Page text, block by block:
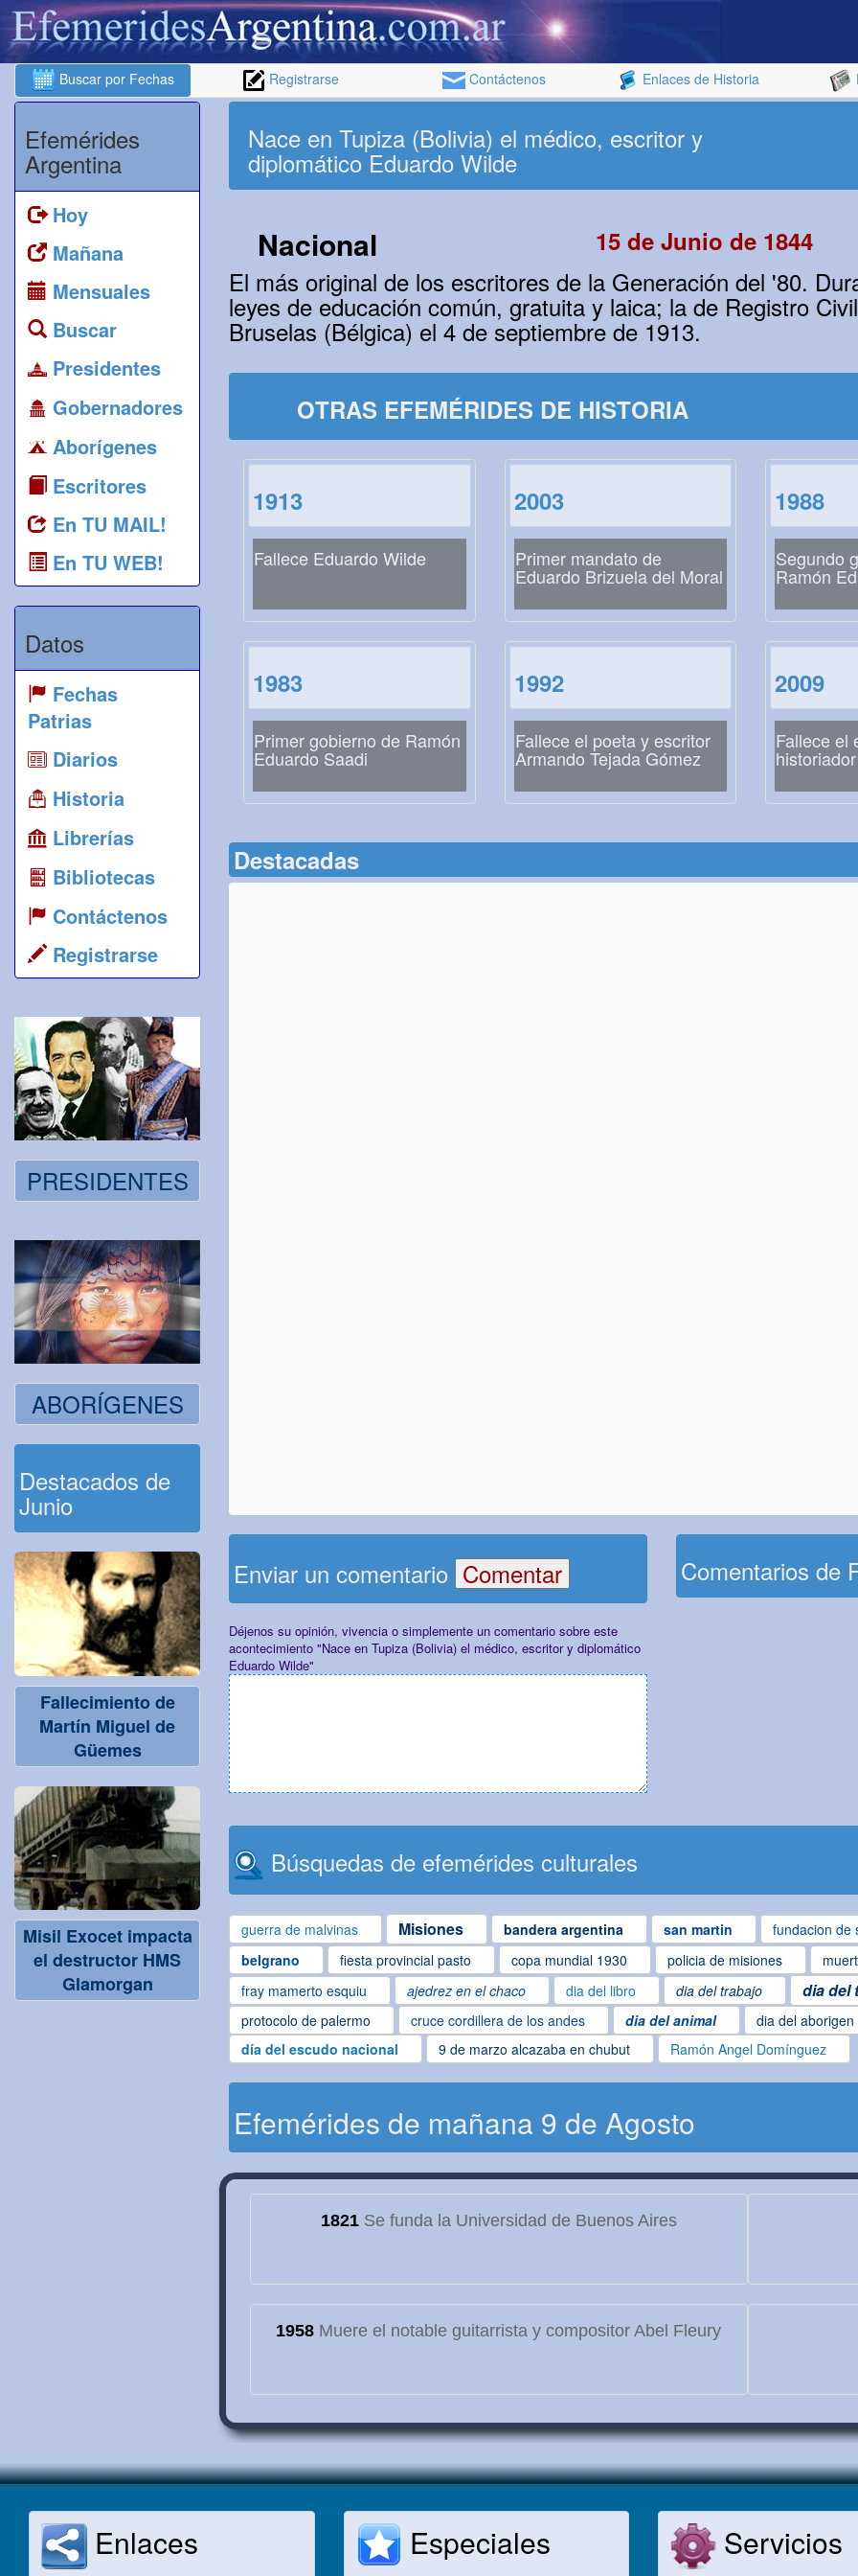
Buscar por Fechas Registrarse Contáctenos Enlaces de Historia
Efemérides
Argentina
Hoy
Mañana
Mensuales
Buscar
Presidentes
Gobernadores
Aborígenes
Escritores
En TU MAIL!
En TU WEB!
Datos
Fechas
Patrias
Diarios
Historia
Librerías
Bibliotecas
Contáctenos
Registrarse
PRESIDENTES
ABORÍGENES
Destacados de
Junio
Fallecimiento de
Martín Miguel de
Güemes
Misil Exocet impacta
el destructor HMS
Glamorgan
Nace en Tupiza (Bolivia) el médico, escritor y
diplomático Eduardo Wilde
Nacional 15 de Junio de 1844
El más original de los escritores de la Generación del '80.
leyes de educación común, gratuita y laica; la de Registro
Bruselas (Bélgica) el 4 de septiembre de 1913.
OTRAS EFEMÉRIDES DE HISTORIA
1913
Fallece Eduardo Wilde
2003
Primer mandato de
Eduardo Brizuela del Moral
1988
Segundo
Ramón
1983
Primer gobierno de Ramón
Eduardo Saadi
1992
Fallece el poeta y escritor
Armando Tejada Gómez
2009
Fallece el
Destacadas
Enviar un comentario
Déjenos su opinión, vivencia o simplemente un comentario sobre este
acontecimiento "Nace en Tupiza (Bolivia) el médico, escritor y diplomático
Eduardo Wilde"
Comentarios de
Búsquedas de efemérides culturales
guerra de malvinas Misiones bandera argentina san martin fundacion de
belgrano fiesta provincial pasto copa mundial 1930 policia de misiones
fray mamerto esquiu
ajedrez en el chaco dia del libro dia del trabajo dia del
protocolo de palermo cruce cordillera de los andes dia del animal dia del aborigen
día del escudo nacional
9 de marzo alcazaba en chubut Ramón Angel Domínguez
Efemérides de mañana 9 de Agosto
1821Se funda la Universidad de Buenos Aires
1958 Muere el notable guitarrista y compositor Abel Fleury
Enlaces Especiales Servicios